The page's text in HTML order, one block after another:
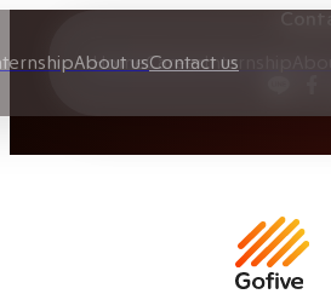
HomeCareerInternship
About usContact us